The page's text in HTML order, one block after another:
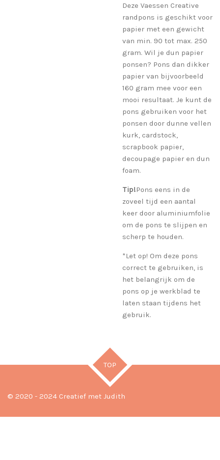
Deze Vaessen Creative
randpons is geschikt voor
papier met een gewicht
van min. 90 tot max. 250
gram. Wil je dun papier
ponsen? Pons dan dikker
papier van bijvoorbeeld
160 gram mee voor een
mooi resultaat. Je kunt de
pons gebruiken voor het
ponsen door dunne vellen
kurk, cardstock,
scrapbook papier,
decoupage papier en dun
foam.
Tip!Pons eens in de
zoveel tijd een aantal
keer door aluminiumfolie
om de pons te slijpen en
scherp te houden.
*Let op! Om deze pons
correct te gebruiken, is
het belangrijk om de
pons op je werkblad te
laten staan tijdens het
gebruik.
TOP
© 2020 - 2024 Creatief met Judith